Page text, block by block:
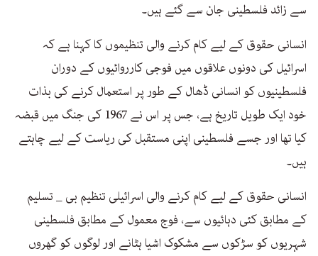
سے زائد فلسطینی جان سے گئے ہیں۔
انسانی حقوق کے لیے کام کرنے والی تنظیموں کا کہنا ہے کہ
اسرائیل کی دونوں علاقوں میں فوجی کارروائیوں کے دوران
فلسطینیوں کو انسانی ڈھال کے طور پر استعمال کرنے کی بذات
خود ایک طویل تاریخ ہے، جس پر اس نے 1967 کی جنگ میں قبضہ
کیا تھا اور جسے فلسطینی اپنی مستقبل کی ریاست کے لیے چاہتے
ہیں۔
انسانی حقوق کے لیے کام کرنے والی اسرائیلی تنظیم بی _ تسلیم
کے مطابق کئی دہائیوں سے، فوج معمول کے مطابق فلسطینی
شہریوں کو سڑکوں سے مشکوک اشیا ہٹانے اور لوگوں کو گھروں